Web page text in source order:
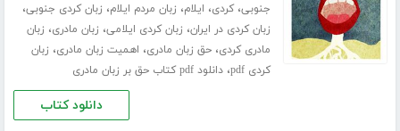
جنوبی،کردی، ایلام، زبان مردم ایلام، زبان کردی جنوبی،
زبان کردی در ایران، زبان کردی ایلامی، زبان مادری، زبان
مادری کردی،حق زبان مادری، اهمیت زبان مادری، زبان
کردی pdf
،دانلود pdf کتاب حق بر زبان مادری
دانلود کتاب